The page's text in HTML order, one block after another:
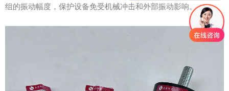
组的振动幅度，保护设备免受机械冲击和外部振动影响。